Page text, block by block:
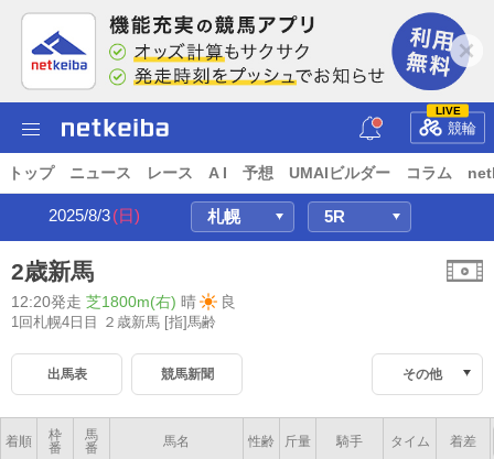
LIVE
競輪
トップ ニュース レース A I 予想 UMAIビルダー コラム
2025/8/3(日)
2歳新馬
12:20発走 芝1800m(右) 晴 良
1回札幌4日目 ２歳新馬 [指]馬齢
出馬表 競馬新聞 その他
着順
枠
番
馬
番
馬名 性齢 斤量 騎手 タイム 着差